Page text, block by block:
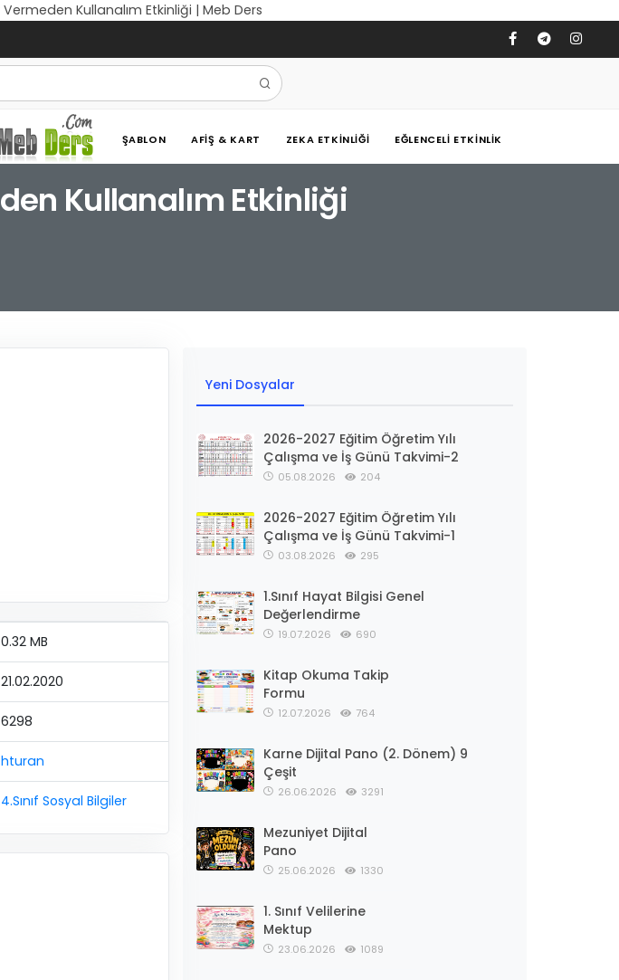
Vermeden Kullanalım Etkinliği | Meb Ders
ŞABLON AFIŞ & KART ZEKA ETKINLIĞI EĞLENCELI ETKINLIK
Kullanalım Etkinliği
0.32 MB
21.02.2020
6298
hturan
4.Sınıf Sosyal Bilgiler
Yeni Dosyalar
2026-2027 Eğitim Öğretim Yılı
Çalışma ve İş Günü Takvimi-2
05.08.2026 204
2026-2027 Eğitim Öğretim Yılı
Çalışma ve İş Günü Takvimi-1
03.08.2026 295
1.Sınıf Hayat Bilgisi Genel
Değerlendirme
19.07.2026 690
Kitap Okuma Takip
Formu
12.07.2026 764
Karne Dijital Pano (2. Dönem) 9
Çeşit
26.06.2026 3291
Mezuniyet Dijital
Pano
25.06.2026 1330
1. Sınıf Velilerine
Mektup
23.06.2026 1089